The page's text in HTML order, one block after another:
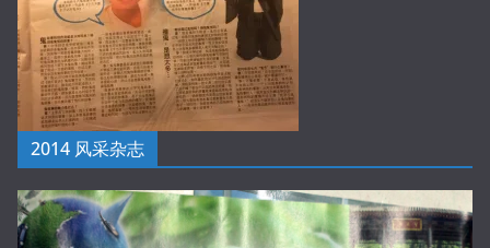
2014 风采杂志